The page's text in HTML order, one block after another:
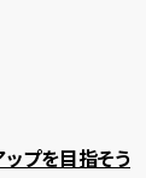
プを目指そう